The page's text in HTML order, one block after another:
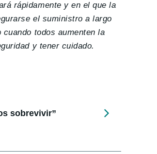
rápidamente y en el que la
el suministro a largo
todos aumenten la
y tener cuidado.
sobrevivir”